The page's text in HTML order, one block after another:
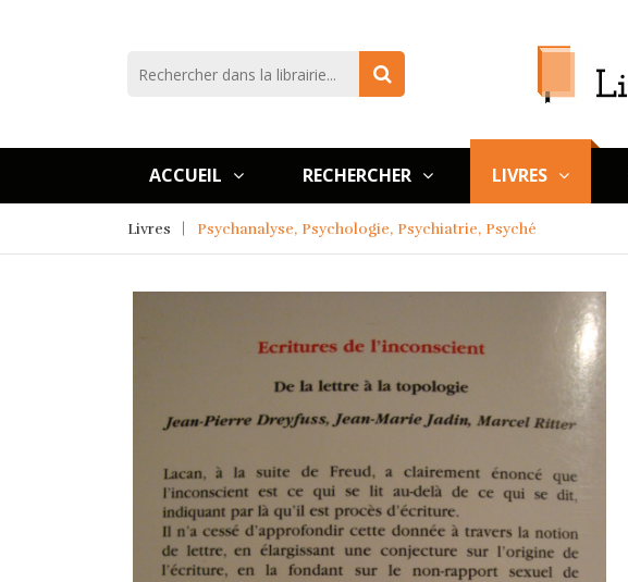
ACCUEIL RECHERCHER LIVRES
Livres Psychanalyse, Psychologie, Psychiatrie, Psyché